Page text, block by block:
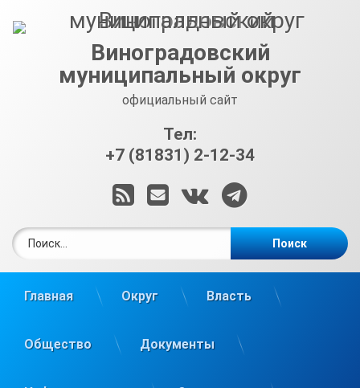
Виноградовский
муниципальный округ
официальный сайт
Тел:
+7 (81831) 2-12-34
RSSE-mailВКонтакте
Telegram
Главная Округ Власть
Общество Документы